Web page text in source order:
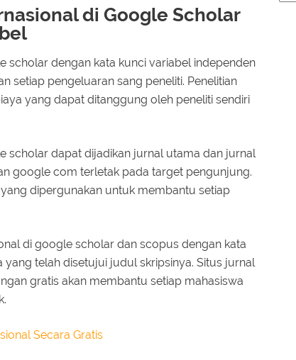
di Google Scholar
scholar dengan kata kunci variabel independen
setiap pengeluaran sang peneliti. Penelitian
yang dapat ditanggung oleh peneliti sendiri
scholar dapat dijadikan jurnal utama dan jurnal
google com terletak pada target pengunjung.
dipergunakan untuk membantu setiap
di google scholar dan scopus dengan kata
telah disetujui judul skripsinya. Situs jurnal
gratis akan membantu setiap mahasiswa
Secara Gratis